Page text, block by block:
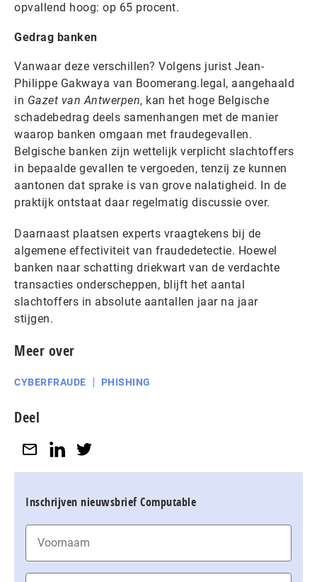
opvallend hoog: op 65 procent.
Gedrag banken
Vanwaar deze verschillen? Volgens jurist Jean-
Philippe Gakwaya van Boomerang.legal, aangehaald
in Gazet van Antwerpen, kan het hoge Belgische
schadebedrag deels samenhangen met de manier
waarop banken omgaan met fraudegevallen.
Belgische banken zijn wettelijk verplicht slachtoffers
in bepaalde gevallen te vergoeden, tenzij ze kunnen
aantonen dat sprake is van grove nalatigheid. In de
praktijk ontstaat daar regelmatig discussie over.
Daarnaast plaatsen experts vraagtekens bij de
algemene effectiviteit van fraudedetectie. Hoewel
banken naar schatting driekwart van de verdachte
transacties onderscheppen, blijft het aantal
slachtoffers in absolute aantallen jaar na jaar
stijgen.
Meer over
CYBERFRAUDE PHISHING
Deel
Inschrijven nieuwsbrief Computable